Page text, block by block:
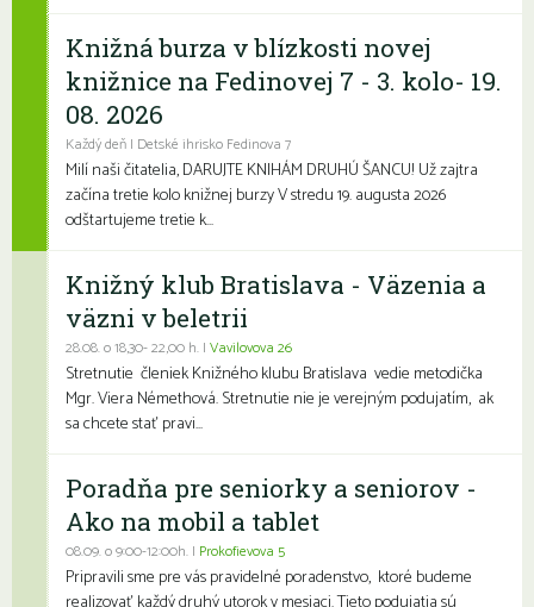
Knižná burza v blízkosti novej
knižnice na Fedinovej 7 - 3. kolo- 19.
08. 2026
Každý deň | Detské ihrisko Fedinova 7
Milí naši čitatelia, DARUJTE KNIHÁM DRUHÚ ŠANCU! Už zajtra
začína tretie kolo knižnej burzy V stredu 19. augusta 2026
odštartujeme tretie k...
Knižný klub Bratislava - Väzenia a
väzni v beletrii
28.08. o 18,30- 22,00 h. | Vavilovova 26
Stretnutie členiek Knižného klubu Bratislava vedie metodička
Mgr. Viera Némethová. Stretnutie nie je verejným podujatím, ak
sa chcete stať pravi...
Poradňa pre seniorky a seniorov -
Ako na mobil a tablet
08.09. o 9:00-12:00h. | Prokofievova 5
Pripravili sme pre vás pravidelné poradenstvo, ktoré budeme